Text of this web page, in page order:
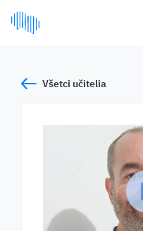
Všetci učitelia